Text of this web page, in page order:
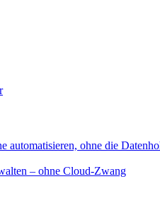
ohne die
– ohne Cloud-Zwang